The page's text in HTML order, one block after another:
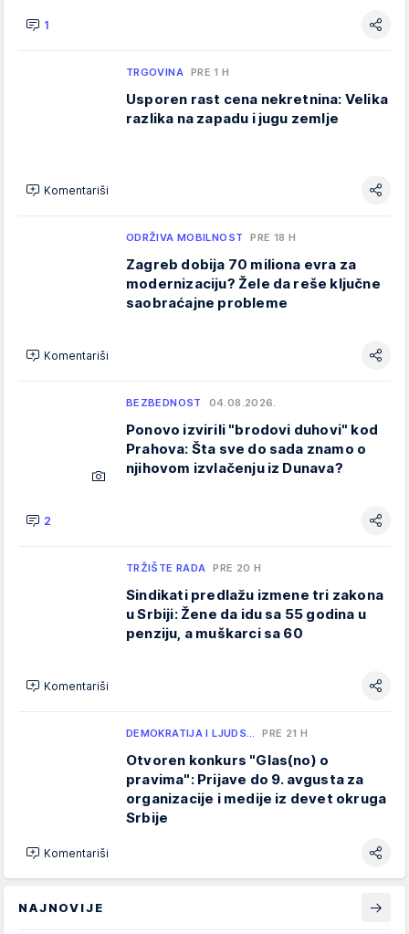
1
TRGOVINA PRE 1 H
Usporen rast cena nekretnina: Velika
razlika na zapadu i jugu zemlje
Komentariši
ODRŽIVA MOBILNOST PRE 18 H
Zagreb dobija 70 miliona evra za
modernizaciju? Žele da reše ključne
saobraćajne probleme
Komentariši
BEZBEDNOST 04.08.2026.
Ponovo izvirili "brodovi duhovi" kod
Prahova: Šta sve do sada znamo o
njihovom izvlačenju iz Dunava?
2
TRŽIŠTE RADA PRE 20 H
Sindikati predlažu izmene tri zakona
u Srbiji: Žene da idu sa 55 godina u
penziju, a muškarci sa 60
Komentariši
DEMOKRATIJA I LJUDS… PRE 21 H
Otvoren konkurs "Glas(no) o
pravima": Prijave do 9. avgusta za
organizacije i medije iz devet okruga
Srbije
Komentariši
NAJNOVIJE